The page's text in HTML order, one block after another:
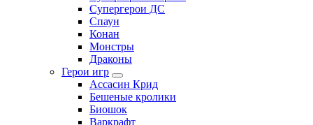
Супергерои ДС
Спаун
Конан
Монстры
Драконы
Герои игр
Ассасин Крид
Бешеные кролики
Биошок
Варкрафт